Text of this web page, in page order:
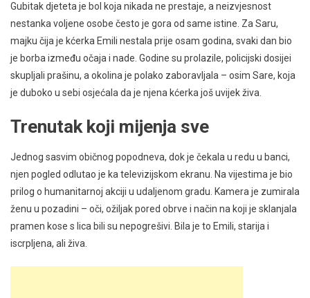
Gubitak djeteta je bol koja nikada ne prestaje, a neizvjesnost
nestanka voljene osobe često je gora od same istine. Za Saru,
majku čija je kćerka Emili nestala prije osam godina, svaki dan bio
je borba između očaja i nade. Godine su prolazile, policijski dosijei
skupljali prašinu, a okolina je polako zaboravljala – osim Sare, koja
je duboko u sebi osjećala da je njena kćerka još uvijek živa.
Trenutak koji mijenja sve
Jednog sasvim običnog popodneva, dok je čekala u redu u banci,
njen pogled odlutao je ka televizijskom ekranu. Na vijestima je bio
prilog o humanitarnoj akciji u udaljenom gradu. Kamera je zumirala
ženu u pozadini – oči, ožiljak pored obrve i način na koji je sklanjala
pramen kose s lica bili su nepogrešivi. Bila je to Emili, starija i
iscrpljena, ali živa.